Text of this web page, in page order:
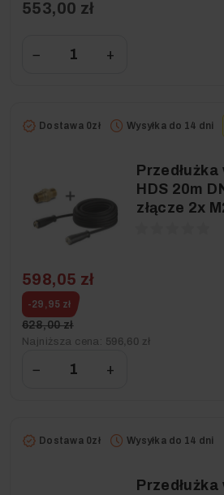
553,00 zł
− +
Dostawa 0zł Wysyłka do 14 dni
HDS 20m
złącze 2x
598,05 zł
-29,95 zł
628,00 zł
Najniższa cena: 596,60 zł
− +
Dostawa 0zł Wysyłka do 14 dni